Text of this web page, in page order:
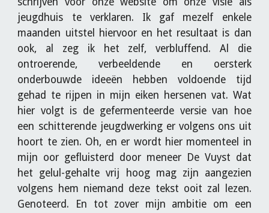
jeugdhuis te verklaren. Ik gaf mezelf enkele
maanden uitstel hiervoor en het resultaat is dan
ook, al zeg ik het zelf, verbluffend. Al die
ontroerende, verbeeldende en oersterk
onderbouwde ideeën hebben voldoende tijd
gehad te rijpen in mijn eiken hersenen vat. Wat
hier volgt is de gefermenteerde versie van hoe
een schitterende jeugdwerking er volgens ons uit
hoort te zien. Oh, en er wordt hier momenteel in
mijn oor gefluisterd door meneer De Vuyst dat
het gelul-gehalte vrij hoog mag zijn aangezien
volgens hem niemand deze tekst ooit zal lezen.
Genoteerd. En tot zover mijn ambitie om een